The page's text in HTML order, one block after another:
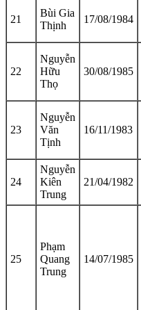
21
Bùi Gia
Thịnh
17/08/1984
22
Nguyễn
Hữu
Thọ
30/08/1985
23
Nguyễn
Văn
Tịnh
16/11/1983
24
Nguyễn
Kiên
Trung
21/04/1982
25
Phạm
Quang
Trung
14/07/1985